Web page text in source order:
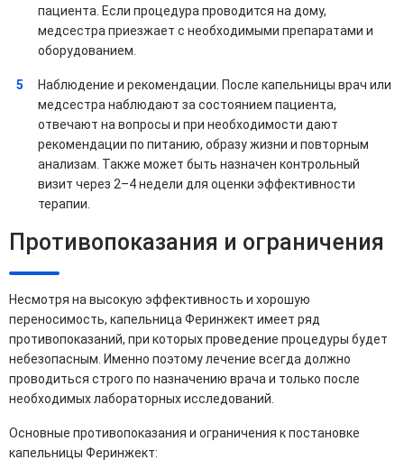
пациента. Если процедура проводится на дому,
медсестра приезжает с необходимыми препаратами и
оборудованием.
Наблюдение и рекомендации. После капельницы врач или
медсестра наблюдают за состоянием пациента,
отвечают на вопросы и при необходимости дают
рекомендации по питанию, образу жизни и повторным
анализам. Также может быть назначен контрольный
визит через 2–4 недели для оценки эффективности
терапии.
Противопоказания и ограничения
Несмотря на высокую эффективность и хорошую
переносимость, капельница Феринжект имеет ряд
противопоказаний, при которых проведение процедуры будет
небезопасным. Именно поэтому лечение всегда должно
проводиться строго по назначению врача и только после
необходимых лабораторных исследований.
Основные противопоказания и ограничения к постановке
капельницы Феринжект: